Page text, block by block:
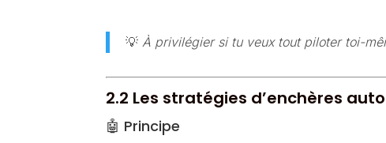
💡À privilégier si tu veux tout piloter toi-
2.2 Les stratégies d’enchères
🤖 Principe